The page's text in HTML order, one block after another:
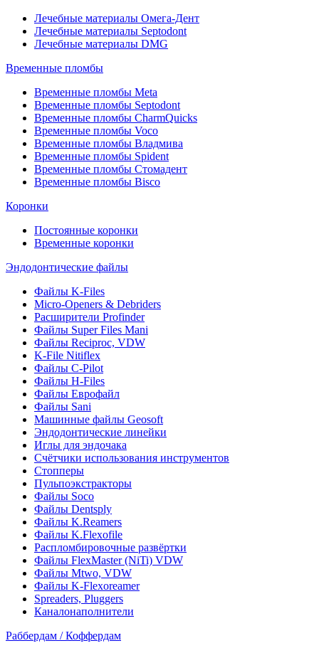
Лечебные материалы Омега-Дент
Лечебные материалы Septodont
Лечебные материалы DMG
Временные пломбы
Временные пломбы Meta
Временные пломбы Septodont
Временные пломбы CharmQuicks
Временные пломбы Voco
Временные пломбы Владмива
Временные пломбы Spident
Временные пломбы Стомадент
Временные пломбы Bisco
Коронки
Постоянные коронки
Временные коронки
Эндодонтические файлы
Файлы K-Files
Micro-Openers & Debriders
Расширители Profinder
Файлы Super Files Mani
Файлы Reciproc, VDW
K-File Nitiflex
Файлы C-Pilot
Файлы H-Files
Файлы Еврофайл
Файлы Sani
Машинные файлы Geosoft
Эндодонтические линейки
Иглы для эндочака
Счётчики использования инструментов
Стопперы
Пульпоэкстракторы
Файлы Soco
Файлы Dentsply
Файлы K.Reamers
Файлы K.Flexofile
Распломбировочные развёртки
Файлы FlexMaster (NiTi) VDW
Файлы Mtwo, VDW
Файлы K-Flexoreamer
Spreaders, Pluggers
Каналонаполнители
Раббердам / Коффердам